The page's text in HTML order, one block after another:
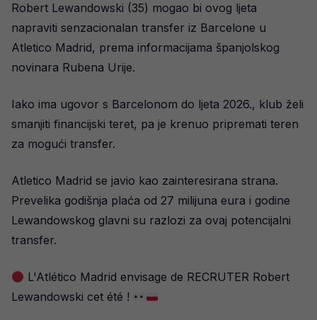
Robert Lewandowski (35) mogao bi ovog ljeta
napraviti senzacionalan transfer iz Barcelone u
Atletico Madrid, prema informacijama španjolskog
novinara Rubena Urije.
Iako ima ugovor s Barcelonom do ljeta 2026., klub želi
smanjiti financijski teret, pa je krenuo pripremati teren
za mogući transfer.
Atletico Madrid se javio kao zainteresirana strana.
Prevelika godišnja plaća od 27 milijuna eura i godine
Lewandowskog glavni su razlozi za ovaj potencijalni
transfer.
L'Atlético Madrid envisage de RECRUTER Robert
Lewandowski cet été !